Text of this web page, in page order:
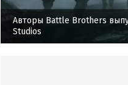
Авторы Battle Brothers
Studios